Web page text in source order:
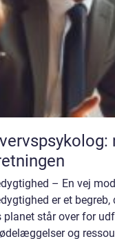
– En vej
er et begreb,
planet står over for
og